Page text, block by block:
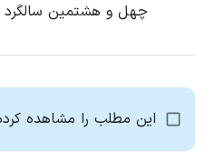
این مطلب را مشاهده